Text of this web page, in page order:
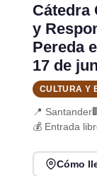
Cátedra
y
Pereda
17 de
CULTURA Y
📍 Santander
💰 Entrada
Cómo